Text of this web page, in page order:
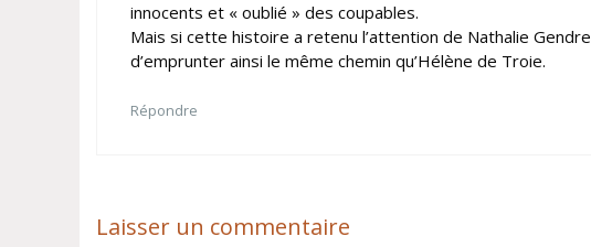
innocents et « oublié » des coupables.
Mais si cette histoire a retenu l’attention de Nathalie
d’emprunter ainsi le même chemin qu’Hélène de Troie.
Répondre
Laisser un commentaire